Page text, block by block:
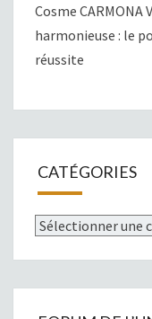
Cosme CARMONA
harmonieuse : le
réussite
CATÉGORIES
Catégories